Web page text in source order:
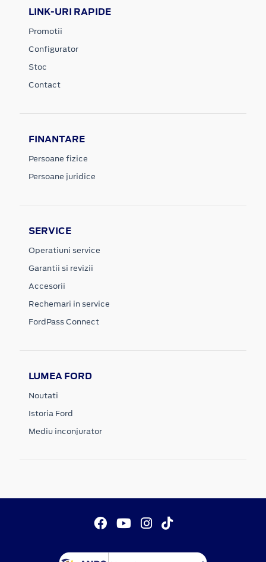
LINK-URI RAPIDE
Promotii
Configurator
Stoc
Contact
FINANTARE
Persoane fizice
Persoane juridice
SERVICE
Operatiuni service
Garantii si revizii
Accesorii
Rechemari in service
FordPass Connect
LUMEA FORD
Noutati
Istoria Ford
Mediu inconjurator